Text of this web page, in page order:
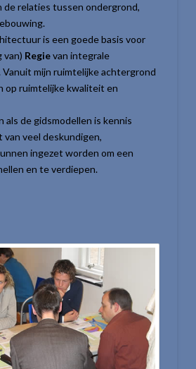
de relaties tussen ondergrond,
is een goede basis voor
van) Regievan integrale
Vanuit mijn ruimtelijke achtergrond
op ruimtelijke kwaliteit en
als de gidsmodellen is kennis
van veel deskundigen,
ingezet worden om een
en te verdiepen.